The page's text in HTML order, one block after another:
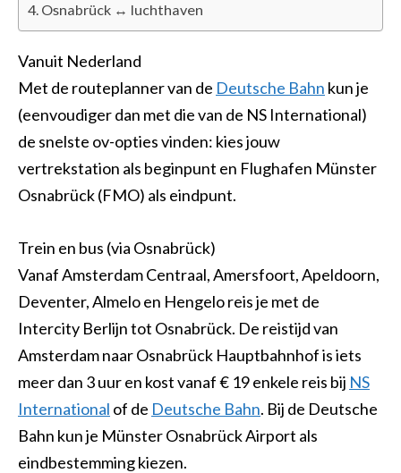
Osnabrück ↔ luchthaven
Vanuit Nederland
Met de routeplanner van de Deutsche Bahn kun je
(eenvoudiger dan met die van de NS International)
de snelste ov-opties vinden: kies jouw
vertrekstation als beginpunt en Flughafen Münster
Osnabrück (FMO) als eindpunt.
Trein en bus (via Osnabrück)
Vanaf Amsterdam Centraal, Amersfoort, Apeldoorn,
Deventer, Almelo en Hengelo reis je met de
Intercity Berlijn tot Osnabrück. De reistijd van
Amsterdam naar Osnabrück Hauptbahnhof is iets
meer dan 3 uur en kost vanaf € 19 enkele reis bij NS
International of de Deutsche Bahn. Bij de Deutsche
Bahn kun je Münster Osnabrück Airport als
eindbestemming kiezen.